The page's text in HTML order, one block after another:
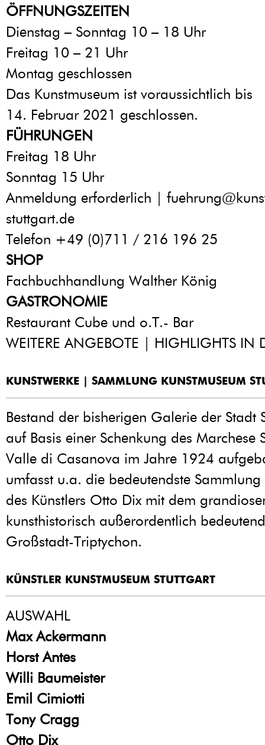
ÖFFNUNGSZEITEN
Dienstag – Sonntag 10 – 18 Uhr
Freitag 10 – 21 Uhr
Montag geschlossen
Das Kunstmuseum ist voraussichtlich bis
14. Februar 2021 geschlossen.
FÜHRUNGEN
Freitag 18 Uhr
Sonntag 15 Uhr
Anmeldung erforderlich |
stuttgart.de
Telefon +49 (0)711 / 216 196 25
SHOP
Fachbuchhandlung Walther König
GASTRONOMIE
Restaurant Cube und o.T.- Bar
WEITERE ANGEBOTE | HIGHLIGHTS IN
KUNSTWERKE | SAMMLUNG KUNSTMUSEUM
Bestand der bisherigen Galerie der Stadt
auf Basis einer Schenkung des Marchese
Valle di Casanova im Jahre 1924
umfasst u.a. die bedeutendste
des Künstlers Otto Dix mit dem
kunsthistorisch außerordentlich
Großstadt-Triptychon.
KÜNSTLER KUNSTMUSEUM STUTTGART
AUSWAHL
Max Ackermann
Horst Antes
Willi Baumeister
Emil Cimiotti
Tony Cragg
Otto Dix